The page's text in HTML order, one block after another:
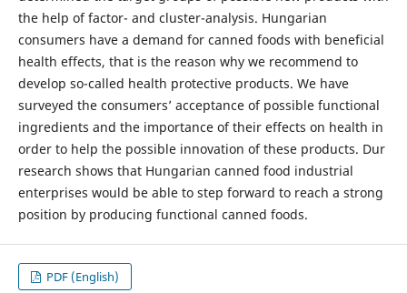
the help of factor- and cluster-analysis. Hungarian
consumers have a demand for canned foods with beneficial
health effects, that is the reason why we recommend to
develop so-called health protective products. We have
surveyed the consumers’ acceptance of possible functional
ingredients and the importance of their effects on health in
order to help the possible innovation of these products. Dur
research shows that Hungarian canned food industrial
enterprises would be able to step forward to reach a strong
position by producing functional canned foods.
PDF (English)